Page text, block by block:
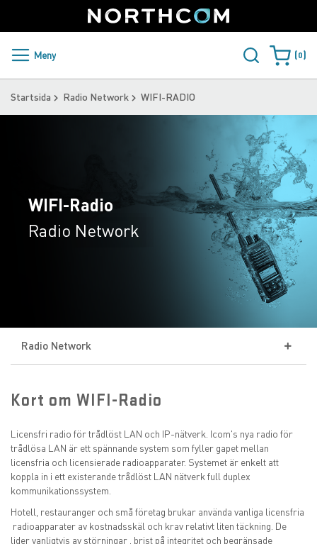
to
Content
Sweden
PRODUKTER OCH LÖSNINGAR
LADDA NER
Meny Varukorgen
0
Startsida Radio Network WIFI-RADIO
WIFI-Radio
Radio Network
Kort om WIFI-Radio
Licensfri radio för trådlöst LAN och IP-nätverk. Icom's nya radio för
trådlösa LAN är ett spännande system som fyller gapet mellan
licensfria och licensierade radioapparater. Systemet är enkelt att
koppla in i ett existerande trådlöst LAN nätverk full duplex
kommunikationssystem.
Hotell, restauranger och små företag brukar använda vanliga licensfria
radioapparater av kostnadsskäl och krav relativt liten täckning. De
lider vanligtvis av störningar , brist på integritet och begränsade
Radio Network
WIFI-RADIO
ANALOG RADIO
DAS Inomhustäckning